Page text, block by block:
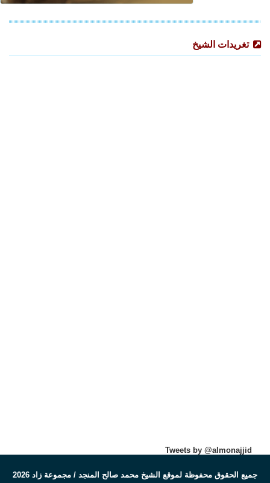
تغريدات الشيخ
Tweets by @almonajjid
جميع الحقوق محفوظة لموقع الشيخ محمد صالح المنجد / مجموعة زاد 2026